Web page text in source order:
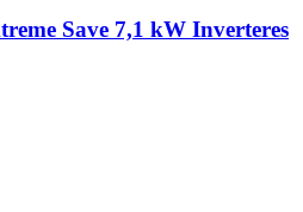
Save 7,1 kW Inverteres